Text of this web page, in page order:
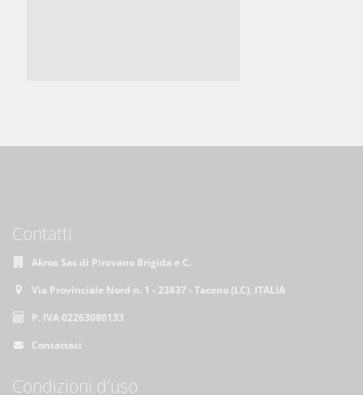
Contatti
Akros Sas di Pirovano Brigida e C.
Via Provinciale Nord n. 1 - 23837 - Taceno (LC), ITALIA
P. IVA 02263080133
Contattaci
Condizioni d'uso